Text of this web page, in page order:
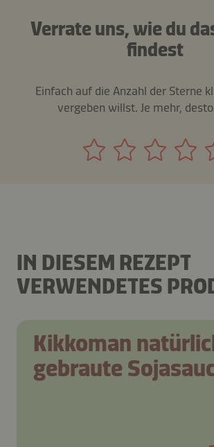
Verrate uns, wie du
findest
Einfach auf die Anzahl der Sterne
vergeben willst. Je mehr,
IN DIESEM REZEPT
VERWENDETES
Kikkoman
gebraute